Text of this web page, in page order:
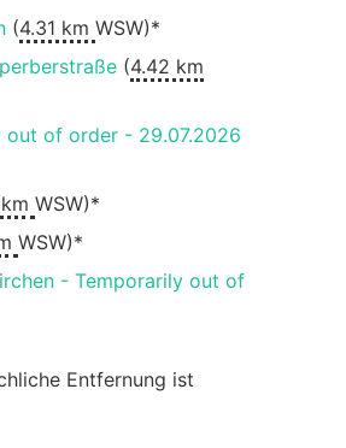
(4.31 km WSW)*
(4.42 km
out of order - 29.07.2026
WSW)*
WSW)*
- Temporarily out of
Entfernung ist